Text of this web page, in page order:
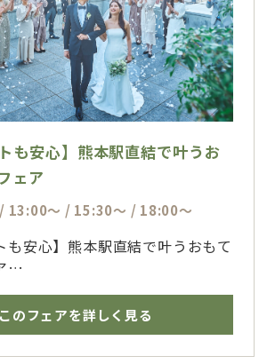
も安心】熊本駅直結で叶うお
ェア
13:00～ / 15:30～ / 18:00～
も安心】熊本駅直結で叶うおもて
レストテラス熊本ならではの熊本
地、地上35mの天空デザイナー
ゲストに喜ばれる料理、宿泊まで
このフェアを詳しく見る